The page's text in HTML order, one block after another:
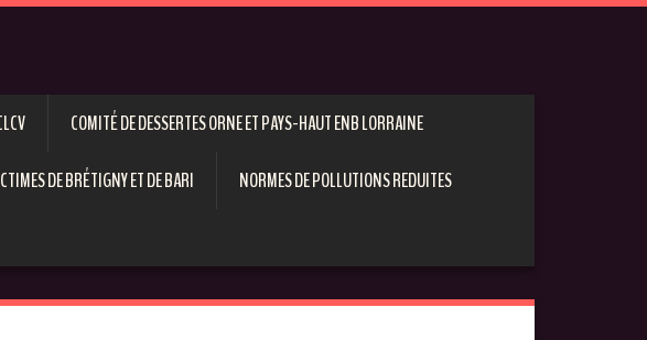
COMITÉ DE DESSERTES ORNE ET PAYS-HAUT ENB LORRAINE
DE BRÉTIGNY ET DE BARI NORMES DE POLLUTIONS REDUITES